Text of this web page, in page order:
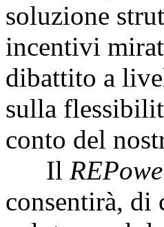
soluzione
incentivi
dibattito a
sulla
conto del
Il
consentirà, di